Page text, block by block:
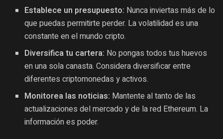
Establece un presupuesto: Nunca inviertas más de lo
que puedas permitirte perder. La volatilidad es una
constante en el mundo cripto.
Diversifica tu cartera: No pongas todos tus huevos
en una sola canasta. Considera diversificar entre
diferentes criptomonedas y activos.
Monitorea las noticias: Mantente al tanto de las
actualizaciones del mercado y de la red Ethereum. La
información es poder.